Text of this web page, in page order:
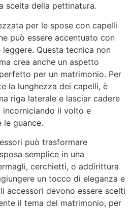
scelta della pettinatura.
per le spose con capelli
può essere accentuato con
Questa tecnica non
crea anche un aspetto
per un matrimonio. Per
la lunghezza dei capelli, è
riga laterale e lasciar cadere
incorniciando il volto e
le guance.
può trasformare
semplice in una
cerchietti, o addirittura
un tocco di eleganza e
accessori devono essere scelti
il tema del matrimonio, per